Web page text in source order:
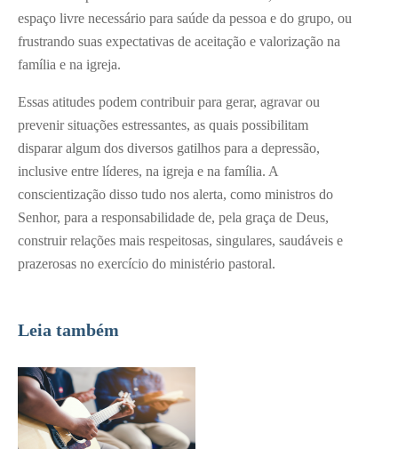
espaço livre necessário para saúde da pessoa e do grupo, ou
frustrando suas expectativas de aceitação e valorização na
família e na igreja.
Essas atitudes podem contribuir para gerar, agravar ou
prevenir situações estressantes, as quais possibilitam
disparar algum dos diversos gatilhos para a depressão,
inclusive entre líderes, na igreja e na família. A
conscientização disso tudo nos alerta, como ministros do
Senhor, para a responsabilidade de, pela graça de Deus,
construir relações mais respeitosas, singulares, saudáveis e
prazerosas no exercício do ministério pastoral.
Leia também